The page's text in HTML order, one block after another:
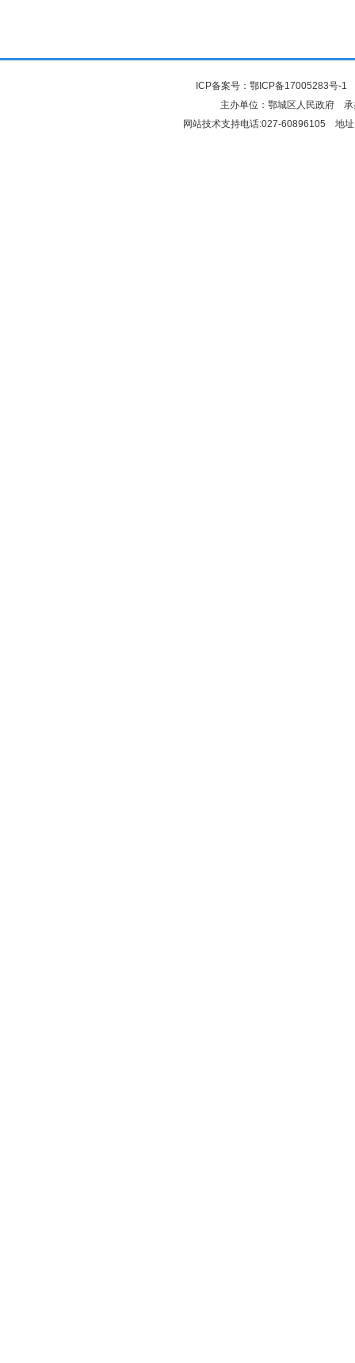
ICP备案号： 鄂ICP备17005283号-1
主办单位：鄂城区人民政府
网站技术支持电话:027-60896105 地